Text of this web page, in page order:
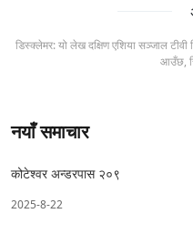
डिस्क्लेमर: यो लेख दक्षिण एशिया सञ्जाल टीवी
आउँछ,
नयाँ समाचार
कोटेश्वर अन्डरपास २०९
2025-8-22